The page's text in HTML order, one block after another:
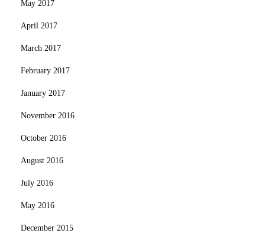
May 2017
April 2017
March 2017
February 2017
January 2017
November 2016
October 2016
August 2016
July 2016
May 2016
December 2015